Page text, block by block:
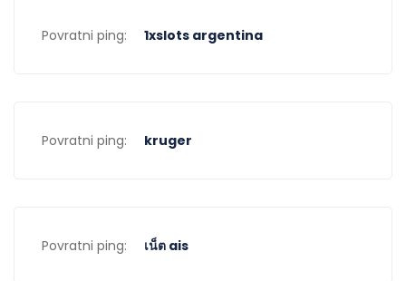
Povratni ping: 1xslots argentina
Povratni ping: kruger
Povratni ping: เน็ต ais